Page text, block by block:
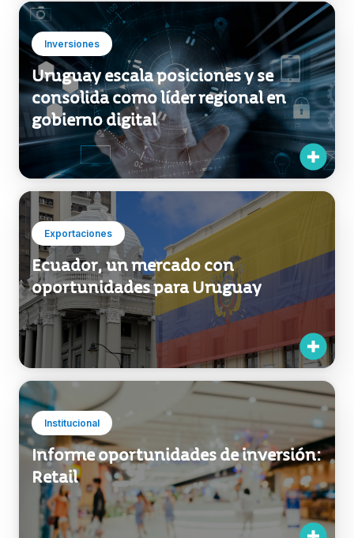
Inversiones
Uruguay escala posiciones y se
consolida como líder regional en
gobierno digital
Exportaciones
Ecuador, un mercado con
oportunidades para Uruguay
Institucional
Informe oportunidades de inversión:
Retail